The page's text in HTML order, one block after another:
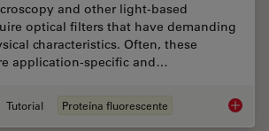
and other light-based
optical filters that have demanding
characteristics. Often, these
application-specific and…
Tutorial Proteína fluorescente